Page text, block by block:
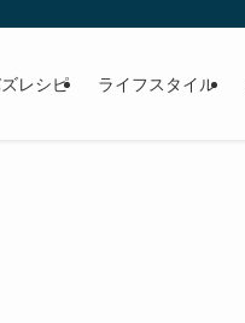
レシピ ライフスタイル